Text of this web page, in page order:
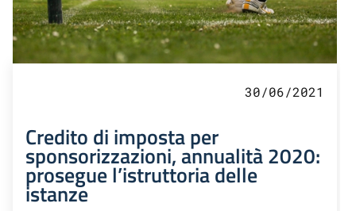
30/06/2021
Credito di imposta per
sponsorizzazioni, annualità 2020:
prosegue l’istruttoria delle
istanze